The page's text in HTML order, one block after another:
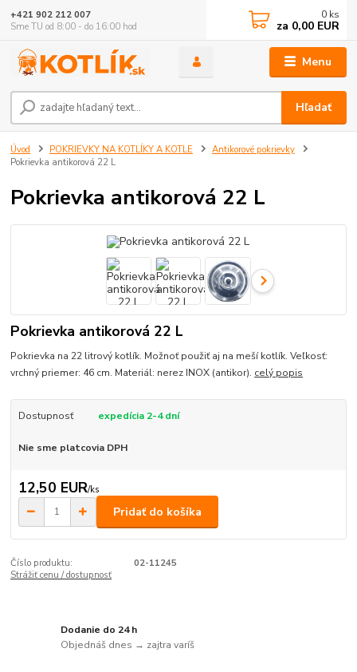
Menu
Hľadať
+421 902 212 007
Sme TU od 8:00 - do 16:00 hod
0 ks
za 0,00 EUR
Úvod POKRIEVKY NA KOTLÍKY A KOTLE
Antikorové pokrievky
Pokrievka antikorová 22 L
Pokrievka antikorová 22 L
Pokrievka antikorová 22 L
Pokrievka na 22 litrový kotlík. Možnoť použiť aj na meší kotlík. Veľkosť:
vrchný priemer: 46 cm. Materiál: nerez INOX (antikor). celý popis
Dostupnosť expedícia 2-4 dní
Nie sme platcovia DPH
12,50 EUR/ks
Pridať do košíka
Číslo produktu:
02-11245
Strážiť cenu / dostupnosť
Dodanie do 24 h
Objednáš dnes → zajtra varíš